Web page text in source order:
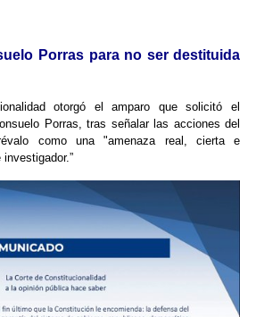
Porras para no ser destituida
otorgó el amparo que solicitó el
Porras, tras señalar las acciones del
como una "amenaza real, cierta e